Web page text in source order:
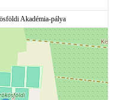
Akadémia-pálya